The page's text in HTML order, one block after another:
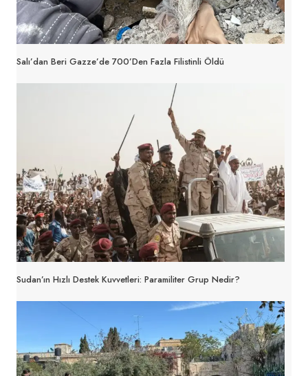
Salı’dan Beri Gazze’de 700’den Fazla Filistinli Öldü
Sudan’ın Hızlı Destek Kuvvetleri: Paramiliter Grup Nedir?